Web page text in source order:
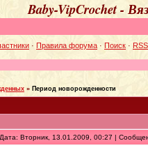
Baby-VipCrochet -
· Правила форума · Поиск · RSS
» Период новорожденности
Дата: Вторник, 13.01.2009, 00:27 |